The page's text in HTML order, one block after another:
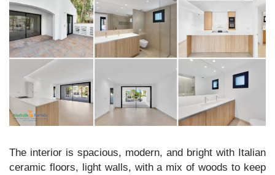
The interior is spacious, modern, and bright with Italian
ceramic floors, light walls, with a mix of woods to keep